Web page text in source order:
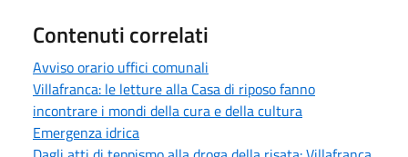
Contenuti correlati
Avviso orario uffici comunali
Villafranca: le letture alla Casa di riposo fanno
incontrare i mondi della cura e della cultura
Emergenza idrica